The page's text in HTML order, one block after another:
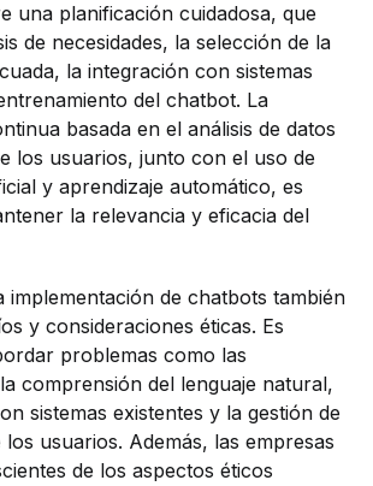
una planificación cuidadosa, que
de necesidades, la selección de la
la integración con sistemas
del chatbot. La
basada en el análisis de datos
los usuarios, junto con el uso de
y aprendizaje automático, es
la relevancia y eficacia del
implementación de chatbots también
y consideraciones éticas. Es
problemas como las
comprensión del lenguaje natural,
sistemas existentes y la gestión de
los usuarios. Además, las empresas
de los aspectos éticos